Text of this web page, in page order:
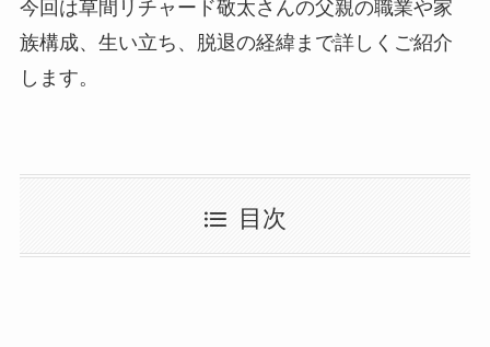
今回は草間リチャード敬太さんの父親の職業や家
族構成、生い立ち、脱退の経緯まで詳しくご紹介
します。
目次